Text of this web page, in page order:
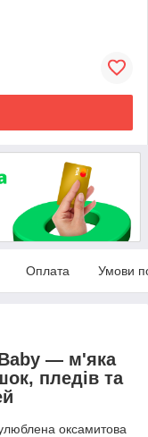
Оплата Умови
— м'яка
пледів та
оксамитова